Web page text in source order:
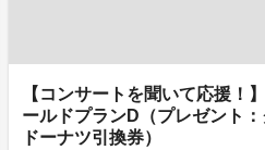
【コンサートを聞いて応援！
ールドプランD（プレゼント
ドーナツ引換券）